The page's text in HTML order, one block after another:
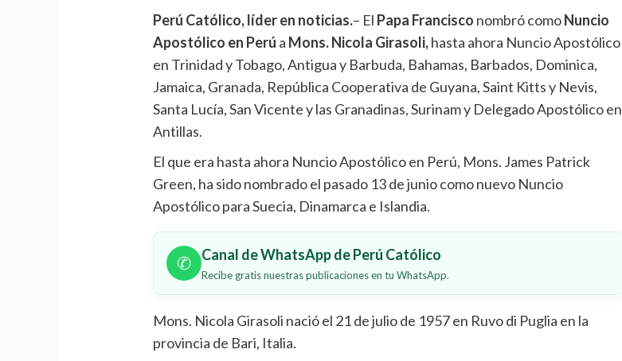
Perú Católico, líder en noticias.– El Papa Francisco nombró comoNuncio
Apostólico en Perú a Mons. Nicola Girasoli,hasta ahora Nuncio Apostólico
en Trinidad y Tobago, Antigua y Barbuda, Bahamas, Barbados, Dominica,
Jamaica, Granada, República Cooperativa de Guyana, Saint Kitts y Nevis,
Santa Lucía, San Vicente y las Granadinas, Surinam y Delegado Apostólico en
Antillas.
El que era hasta ahora Nuncio Apostólico en Perú, Mons. James Patrick
Green, ha sido nombrado el pasado 13 de junio como nuevo Nuncio
Apostólico para Suecia, Dinamarca e Islandia.
✆ Canal de WhatsApp de Perú Católico
Recibe gratis nuestras publicaciones en tu WhatsApp.
Mons. Nicola Girasoli nació el 21 de julio de 1957 en Ruvo di Puglia en la
provincia de Bari, Italia.